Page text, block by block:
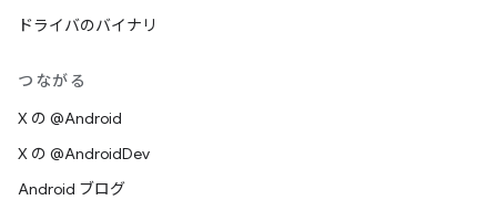
ドライバのバイナリ
つながる
X の @Android
X の @AndroidDev
Android ブログ